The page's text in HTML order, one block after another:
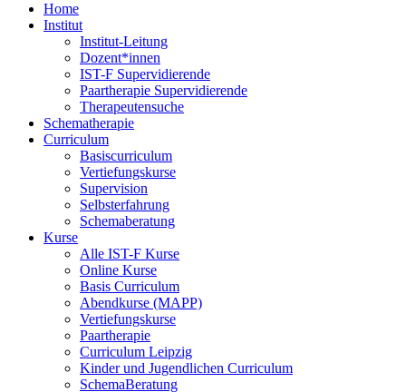
Home
Institut
Institut-Leitung
Dozent*innen
IST-F Supervidierende
Paartherapie Supervidierende
Therapeutensuche
Schematherapie
Curriculum
Basiscurriculum
Vertiefungskurse
Supervision
Selbsterfahrung
Schemaberatung
Kurse
Alle IST-F Kurse
Online Kurse
Basis Curriculum
Abendkurse (MAPP)
Vertiefungskurse
Paartherapie
Curriculum Leipzig
Kinder und Jugendlichen Curriculum
SchemaBeratung